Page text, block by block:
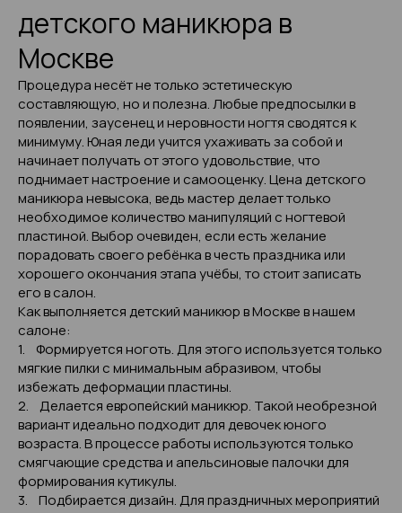
детского маникюра в
Москве
Процедура несёт не только эстетическую
составляющую, но и полезна. Любые предпосылки в
появлении, заусенец и неровности ногтя сводятся к
минимуму. Юная леди учится ухаживать за собой и
начинает получать от этого удовольствие, что
поднимает настроение и самооценку. Цена детского
маникюра невысока, ведь мастер делает только
необходимое количество манипуляций с ногтевой
пластиной. Выбор очевиден, если есть желание
порадовать своего ребёнка в честь праздника или
хорошего окончания этапа учёбы, то стоит записать
его в салон.
Как выполняется детский маникюр в Москве в нашем
салоне:
1. Формируется ноготь. Для этого используется только
мягкие пилки с минимальным абразивом, чтобы
избежать деформации пластины.
2. Делается европейский маникюр. Такой необрезной
вариант идеально подходит для девочек юного
возраста. В процессе работы используются только
смягчающие средства и апельсиновые палочки для
формирования кутикулы.
3. Подбирается дизайн. Для праздничных мероприятий